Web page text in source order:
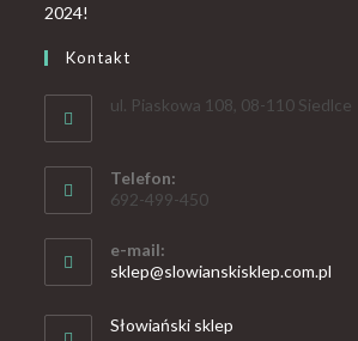
Kontakt
ul. Piaskowa 108, 08-110 Siedlce
Telefon:
692-499-450
e-mail:
sklep@slowianskisklep.com.pl
Słowiański sklep